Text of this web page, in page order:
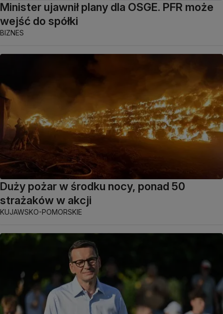
Minister ujawnił plany dla OSGE. PFR może
wejść do spółki
BIZNES
Duży pożar w środku nocy, ponad 50
strażaków w akcji
KUJAWSKO-POMORSKIE